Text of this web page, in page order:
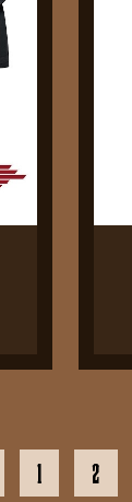
1 2